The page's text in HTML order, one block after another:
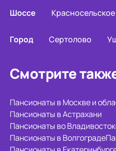
Шоссе Красносельское
Город Сертолово
Смотрите
Пансионаты в Москве и
Пансионаты в Астрахани
Пансионаты во
Пансионаты в Волгограде